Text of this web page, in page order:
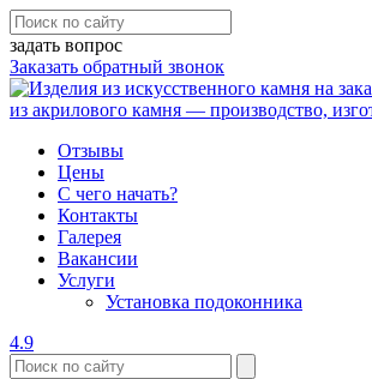
задать вопрос
Заказать обратный звонок
Отзывы
Цены
С чего начать?
Контакты
Галерея
Вакансии
Услуги
Установка подоконника
4.9